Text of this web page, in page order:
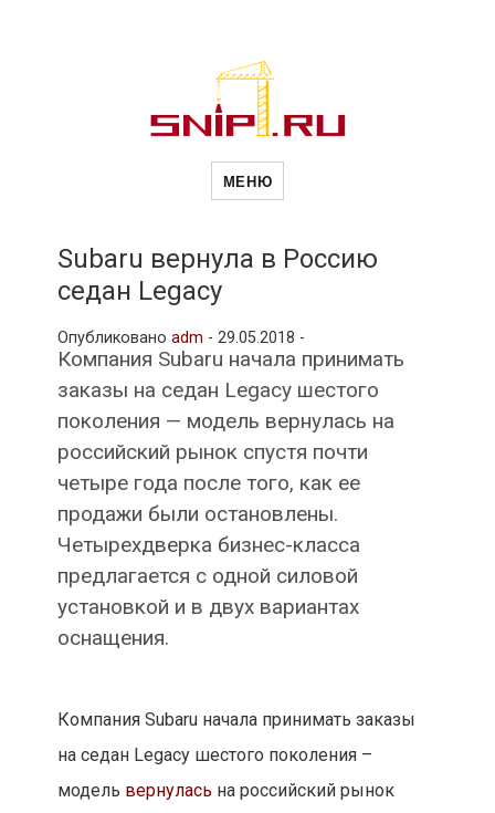
Новости
и
другие связанные со стройкой
рубрики
МЕНЮ
Subaru вернула в Россию
седан Legacy
Опубликовано adm - 29.05.2018 -
Компания Subaru начала принимать
заказы на седан Legacy шестого
поколения — модель вернулась на
российский рынок спустя почти
четыре года после того, как ее
продажи были остановлены.
Четырехдверка бизнес-класса
предлагается с одной силовой
установкой и в двух вариантах
оснащения.
Компания Subaru начала принимать заказы
на седан Legacy шестого поколения –
модель вернулась на российский рынок